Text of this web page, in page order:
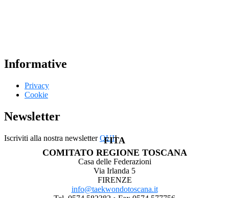
Informative
Privacy
Cookie
Newsletter
Iscriviti alla nostra newsletterQUI!
FITA
COMITATO REGIONE TOSCANA
Casa delle Federazioni
Via Irlanda 5
FIRENZE
info@taekwondotoscana.it